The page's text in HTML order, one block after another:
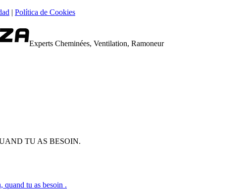
| Política de Cookies
Experts Cheminées, Ventilation, Ramoneur
TU AS BESOIN.
quand tu as besoin .